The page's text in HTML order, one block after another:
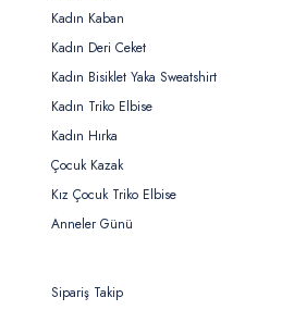
Kadın Kaban
Kadın Deri Ceket
Kadın Bisiklet Yaka Sweatshirt
Kadın Triko Elbise
Kadın Hırka
Çocuk Kazak
Kız Çocuk Triko Elbise
Anneler Günü
Sipariş Takip